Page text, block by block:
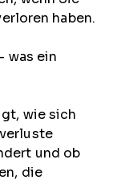
haben.
was ein
wie sich
und ob
die